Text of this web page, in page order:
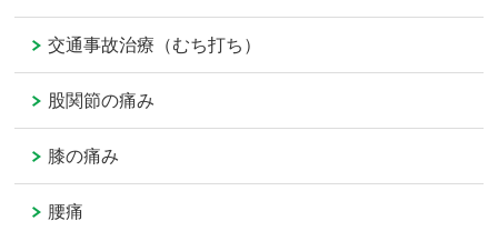
交通事故治療（むち打ち）
股関節の痛み
膝の痛み
腰痛